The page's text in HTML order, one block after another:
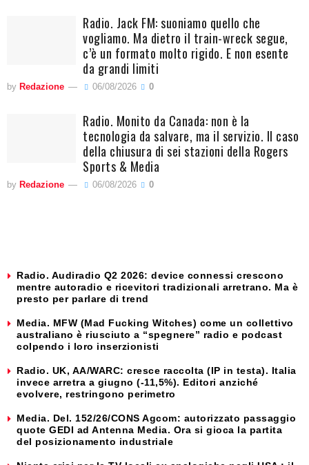
Radio. Jack FM: suoniamo quello che
vogliamo. Ma dietro il train-wreck segue,
c’è un formato molto rigido. E non esente
da grandi limiti
by Redazione 06/08/2026 0
Radio. Monito da Canada: non è la
tecnologia da salvare, ma il servizio. Il caso
della chiusura di sei stazioni della Rogers
Sports & Media
by Redazione 06/08/2026 0
Radio. Audiradio Q2 2026: device connessi crescono
mentre autoradio e ricevitori tradizionali arretrano. Ma è
presto per parlare di trend
Media. MFW (Mad Fucking Witches) come un collettivo
australiano è riusciuto a “spegnere” radio e podcast
colpendo i loro inserzionisti
Radio. UK, AA/WARC: cresce raccolta (IP in testa). Italia
invece arretra a giugno (-11,5%). Editori anziché
evolvere, restringono perimetro
Media. Del. 152/26/CONS Agcom: autorizzato passaggio
quote GEDI ad Antenna Media. Ora si gioca la partita
del posizionamento industriale